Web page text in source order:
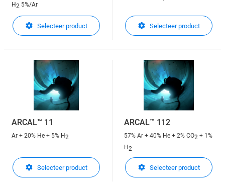
H2 5%/Ar
Selecteer product Selecteer product
ARCAL™ 11
Ar + 20% He + 5% H2
Selecteer product
ARCAL™ 112
57% Ar + 40% He + 2% CO2 + 1%
H2
Selecteer product